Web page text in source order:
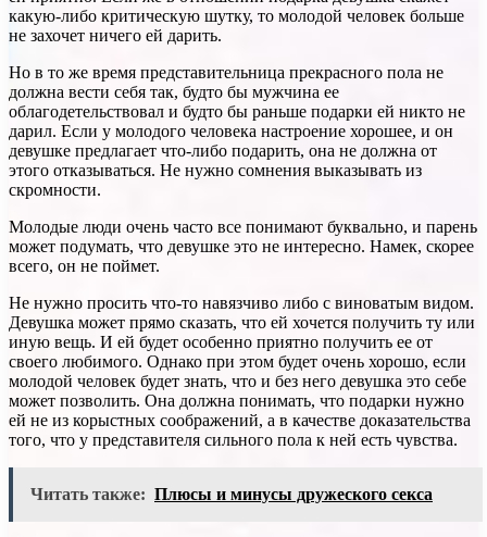
какую-либо критическую шутку, то молодой человек больше
не захочет ничего ей дарить.
Но в то же время представительница прекрасного пола не
должна вести себя так, будто бы мужчина ее
облагодетельствовал и будто бы раньше подарки ей никто не
дарил. Если у молодого человека настроение хорошее, и он
девушке предлагает что-либо подарить, она не должна от
этого отказываться. Не нужно сомнения выказывать из
скромности.
Молодые люди очень часто все понимают буквально, и парень
может подумать, что девушке это не интересно. Намек, скорее
всего, он не поймет.
Не нужно просить что-то навязчиво либо с виноватым видом.
Девушка может прямо сказать, что ей хочется получить ту или
иную вещь. И ей будет особенно приятно получить ее от
своего любимого. Однако при этом будет очень хорошо, если
молодой человек будет знать, что и без него девушка это себе
может позволить. Она должна понимать, что подарки нужно
ей не из корыстных соображений, а в качестве доказательства
того, что у представителя сильного пола к ней есть чувства.
Читать также: Плюсы и минусы дружеского секса